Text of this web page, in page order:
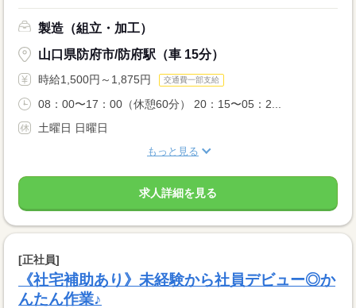
製造（組立・加工）
山口県防府市/防府駅（車 15分）
時給1,500円～1,875円 交通費一部支給
08：00〜17：00（休憩60分） 20：15〜05：2...
土曜日 日曜日
もっと見る
求人詳細を見る
[正社員]
《社宅補助あり》未経験から社員デビュー◎か
んたん作業♪